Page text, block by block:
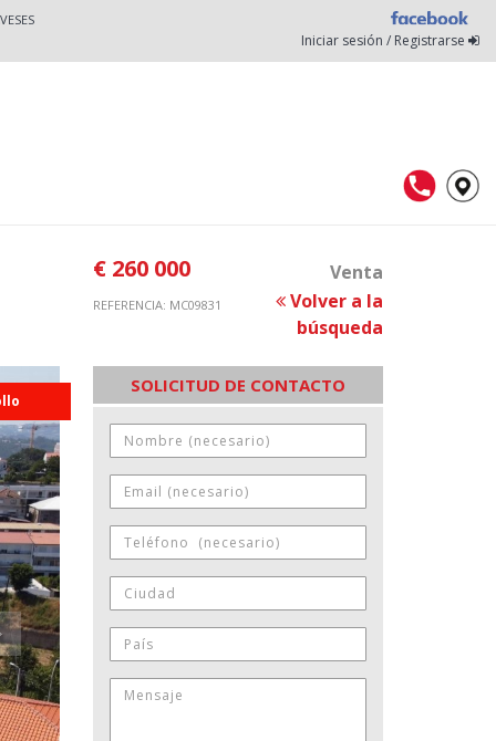
Iniciar sesión / Registrarse
€ 260 000 Venta
REFERENCIA: MC09831
Volver a la
búsqueda
SOLICITUD DE CONTACTO